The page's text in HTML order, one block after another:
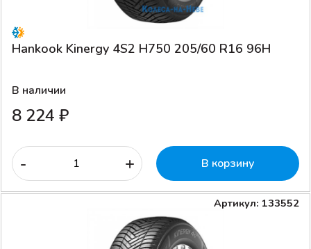
Hankook Kinergy 4S2 H750 205/60 R16 96H
В наличии
8 224 ₽
- + В корзину
Артикул: 133552